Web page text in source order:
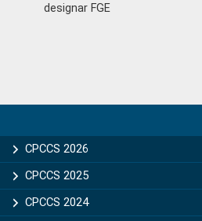
designar FGE
Sidebar
CPCCS 2026
CPCCS 2025
CPCCS 2024